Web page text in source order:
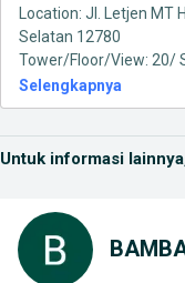
Location: Jl. Letjen
Selatan 12780
Tower/Floor/View: 20/
Selengkapnya
Untuk informasi